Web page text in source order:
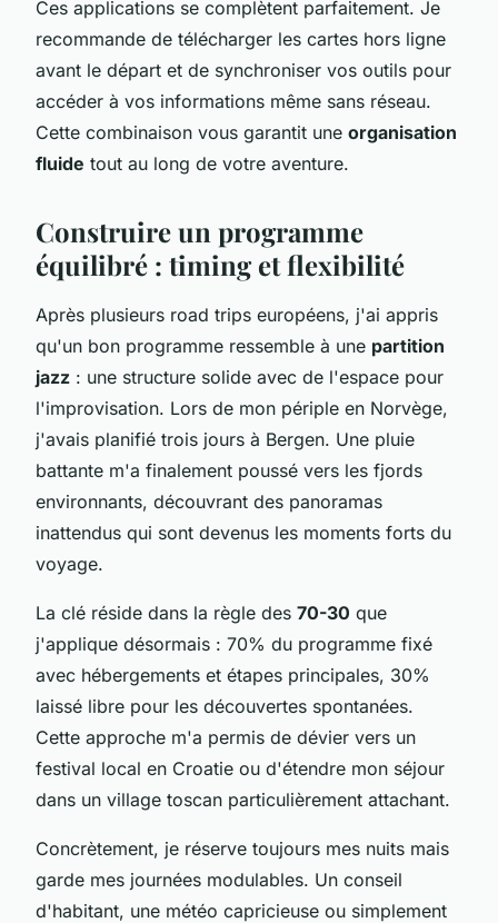
Ces applications se complètent parfaitement. Je
recommande de télécharger les cartes hors ligne
avant le départ et de synchroniser vos outils pour
accéder à vos informations même sans réseau.
Cette combinaison vous garantit une organisation
fluide tout au long de votre aventure.
Construire un programme
équilibré : timing et flexibilité
Après plusieurs road trips européens, j'ai appris
qu'un bon programme ressemble à une partition
jazz : une structure solide avec de l'espace pour
l'improvisation. Lors de mon périple en Norvège,
j'avais planifié trois jours à Bergen. Une pluie
battante m'a finalement poussé vers les fjords
environnants, découvrant des panoramas
inattendus qui sont devenus les moments forts du
voyage.
La clé réside dans la règle des 70-30 que
j'applique désormais : 70% du programme fixé
avec hébergements et étapes principales, 30%
laissé libre pour les découvertes spontanées.
Cette approche m'a permis de dévier vers un
festival local en Croatie ou d'étendre mon séjour
dans un village toscan particulièrement attachant.
Concrètement, je réserve toujours mes nuits mais
garde mes journées modulables. Un conseil
d'habitant, une météo capricieuse ou simplement